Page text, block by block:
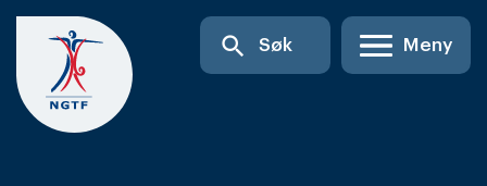
Skip
content
search Søk Meny